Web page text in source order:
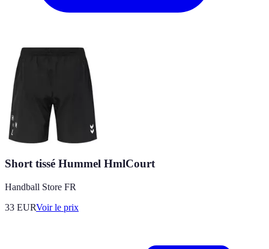
Short tissé Hummel HmlCourt
Handball Store FR
33 EURVoir le prix